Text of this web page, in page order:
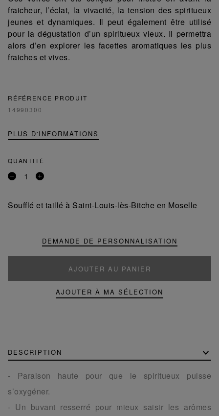
fraicheur, l’éclat, la vivacité, la tension des spiritueux
jeunes et dynamiques. Il peut également être utilisé
pour la dégustation d’un spiritueux vieux. Il permettra
alors d’en explorer les facettes aromatiques les plus
fraiches et vives.
RÉFÉRENCE PRODUIT
14990300
PLUS D'INFORMATIONS
QUANTITÉ
Retirer
Ajouter
Soufflé et taillé à Saint-Louis-lès-Bitche en Moselle
DEMANDE DE PERSONNALISATION
AJOUTER AU PANIER
AJOUTER À MA SÉLECTION
DESCRIPTION
- Paraison haute pour que le spiritueux puisse
s’oxygéner.
- Un buvant resserré pour mieux saisir les arômes